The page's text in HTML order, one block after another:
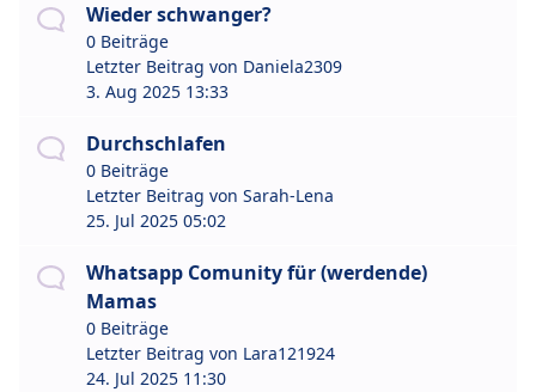
Wieder schwanger?
0 Beiträge
Letzter Beitrag von Daniela2309
3. Aug 2025 13:33
Durchschlafen
0 Beiträge
Letzter Beitrag von Sarah-Lena
25. Jul 2025 05:02
Whatsapp Comunity für (werdende)
Mamas
0 Beiträge
Letzter Beitrag von Lara121924
24. Jul 2025 11:30